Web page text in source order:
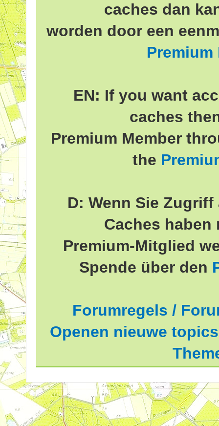
caches dan
worden door een
Premium
EN: If you want
caches
Premium Member
the
D: Wenn Sie
Caches haben
Premium-Mitglied
Spende über den
Forumregels /
Openen nieuwe